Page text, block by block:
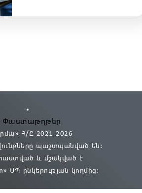
Փաստաթղթեր
Հ/Ը 2021-2026
պաշտպանված են:
և մշակված է
ՍՊ ընկերության կողմից։